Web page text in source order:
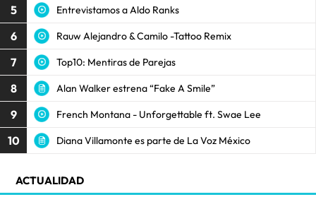
5 Entrevistamos a Aldo Ranks
6 Rauw Alejandro & Camilo -Tattoo Remix
7 Top10: Mentiras de Parejas
8 Alan Walker estrena “Fake A Smile”
9 French Montana - Unforgettable ft. Swae Lee
10 Diana Villamonte es parte de La Voz México
ACTUALIDAD